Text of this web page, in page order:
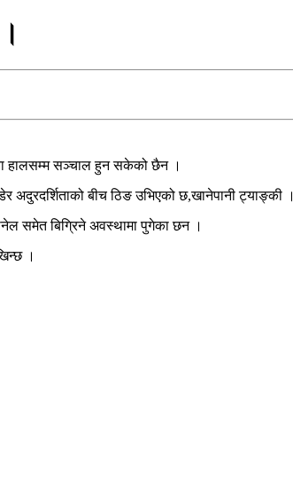
हालसम्म सञ्चाल हुन सकेको छैन ।
अदुरदर्शिताको बीच ठिङ उभिएको छ,खानेपानी ट्याङ्की ।
समेत बिग्रिने अवस्थामा पुगेका छन ।
।